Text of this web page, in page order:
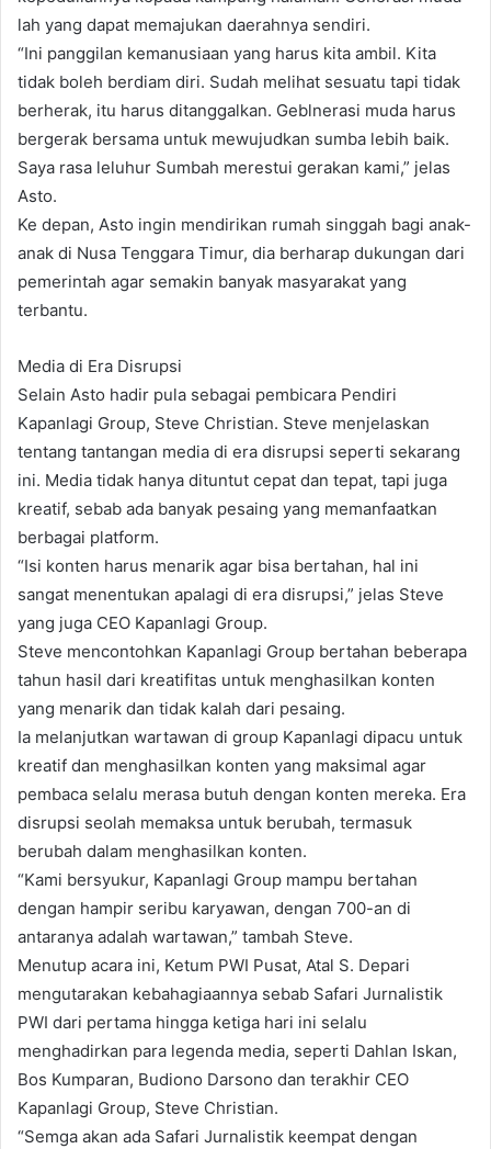
lah yang dapat memajukan daerahnya sendiri.
“Ini panggilan kemanusiaan yang harus kita ambil. Kita
tidak boleh berdiam diri. Sudah melihat sesuatu tapi tidak
berherak, itu harus ditanggalkan. Geblnerasi muda harus
bergerak bersama untuk mewujudkan sumba lebih baik.
Saya rasa leluhur Sumbah merestui gerakan kami,” jelas
Asto.
Ke depan, Asto ingin mendirikan rumah singgah bagi anak-
anak di Nusa Tenggara Timur, dia berharap dukungan dari
pemerintah agar semakin banyak masyarakat yang
terbantu.
Media di Era Disrupsi
Selain Asto hadir pula sebagai pembicara Pendiri
Kapanlagi Group, Steve Christian. Steve menjelaskan
tentang tantangan media di era disrupsi seperti sekarang
ini. Media tidak hanya dituntut cepat dan tepat, tapi juga
kreatif, sebab ada banyak pesaing yang memanfaatkan
berbagai platform.
“Isi konten harus menarik agar bisa bertahan, hal ini
sangat menentukan apalagi di era disrupsi,” jelas Steve
yang juga CEO Kapanlagi Group.
Steve mencontohkan Kapanlagi Group bertahan beberapa
tahun hasil dari kreatifitas untuk menghasilkan konten
yang menarik dan tidak kalah dari pesaing.
Ia melanjutkan wartawan di group Kapanlagi dipacu untuk
kreatif dan menghasilkan konten yang maksimal agar
pembaca selalu merasa butuh dengan konten mereka. Era
disrupsi seolah memaksa untuk berubah, termasuk
berubah dalam menghasilkan konten.
“Kami bersyukur, Kapanlagi Group mampu bertahan
dengan hampir seribu karyawan, dengan 700-an di
antaranya adalah wartawan,” tambah Steve.
Menutup acara ini, Ketum PWI Pusat, Atal S. Depari
mengutarakan kebahagiaannya sebab Safari Jurnalistik
PWI dari pertama hingga ketiga hari ini selalu
menghadirkan para legenda media, seperti Dahlan Iskan,
Bos Kumparan, Budiono Darsono dan terakhir CEO
Kapanlagi Group, Steve Christian.
“Semga akan ada Safari Jurnalistik keempat dengan